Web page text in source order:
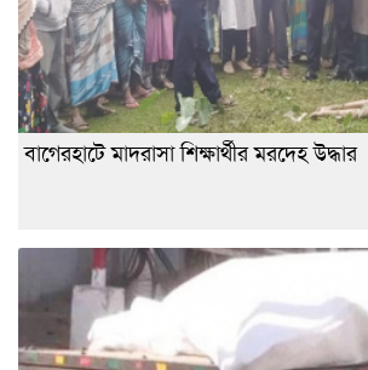
বাগেরহাটে মাদরাসা শিক্ষার্থীর মরদেহ উদ্ধার